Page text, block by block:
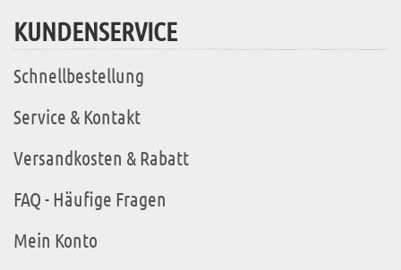
KUNDENSERVICE
Schnellbestellung
Service & Kontakt
Versandkosten & Rabatt
FAQ - Häufige Fragen
Mein Konto